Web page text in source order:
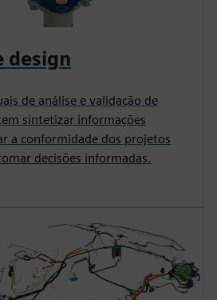
design
de análise e validação de
sintetizar informações
a conformidade dos projetos
decisões informadas.